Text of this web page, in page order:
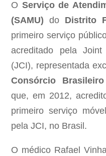
O Serviço de
(SAMU) do Distrito
primeiro serviço
acreditado pela Joint
(JCI), representada
Consórcio
que, em 2012,
primeiro serviço
pela JCI, no Brasil.
O médico Rafael